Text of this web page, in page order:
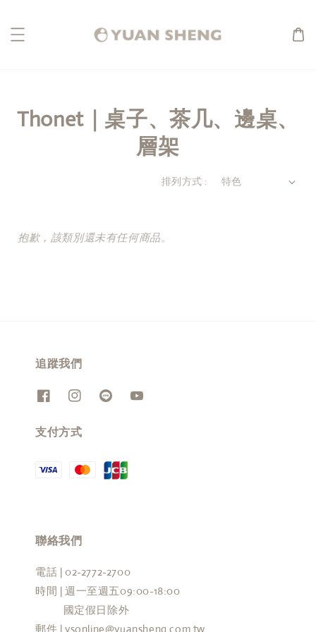
Thonet｜桌子、茶几、邊桌、
層架
排列方式 :
抱歉，該類別還未有任何商品。
追蹤我們
支付方式
聯絡我們
電話 | 02-2772-2700
時間 | 週一至週五09:00-18:00
國定假日除外
郵件 | ysonline@yuansheng.com.tw